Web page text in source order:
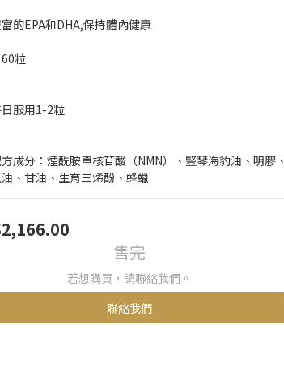
的EPA和DHA,保持體內健康
粒
服用1-2粒
成分：煙酰胺單核苷酸（NMN）、豎琴海豹油、明膠、
、甘油、生育三烯酚、蜂蠟
售完
若想購買，請聯絡我們。
聯絡我們